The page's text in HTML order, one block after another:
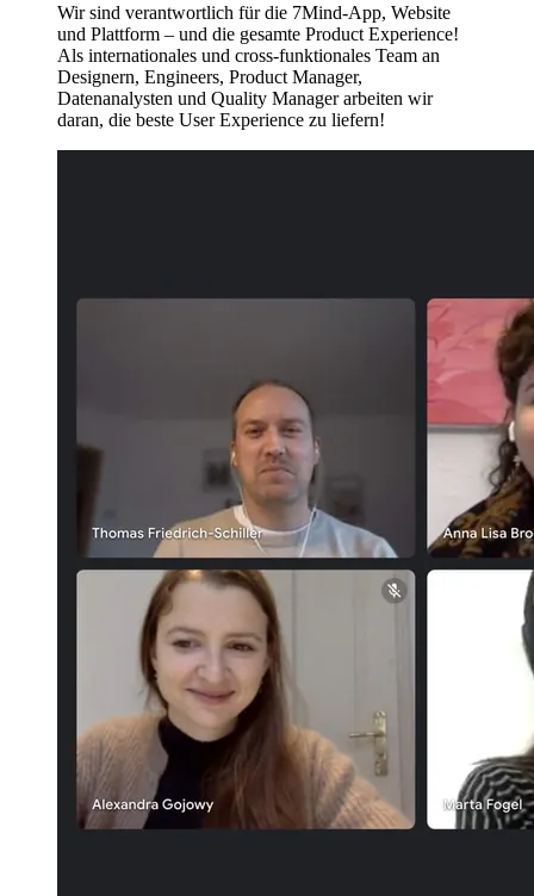
Wir sind verantwortlich für die 7Mind-App, Website
und Plattform – und die gesamte Product Experience!
Als internationales und cross-funktionales Team an
Designern, Engineers, Product Manager,
Datenanalysten und Quality Manager arbeiten wir
daran, die beste User Experience zu liefern!